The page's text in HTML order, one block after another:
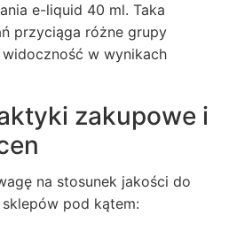
e-liquid 40 ml. Taka
przyciąga różne grupy
w wynikach
zakupowe i
na stosunek jakości do
pod kątem: